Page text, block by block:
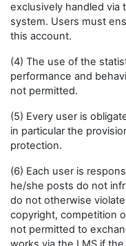
exclusively handled via
system. Users must
this account.
(4) The use of the
performance and
not permitted.
(5) Every user is
in particular the
protection.
(6) Each user is
he/she posts do not
do not otherwise
copyright, competition
not permitted to